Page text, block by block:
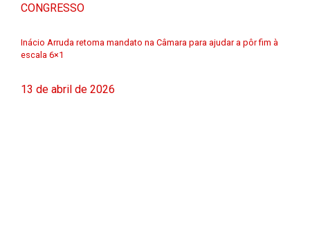
CONGRESSO
Inácio Arruda retoma mandato na Câmara para ajudar a pôr fim à
escala 6×1
13 de abril de 2026